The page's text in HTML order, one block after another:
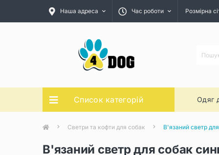
Наша адреса Час роботи Розмірна
Список категорій Одяг
Светри та кофти для собак В'язаний светр
В'язаний светр для собак